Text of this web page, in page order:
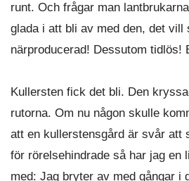
runt. Och frågar man
glada i att bli av med den, det vill
närproducerad! Dessutom tidlös!
Kullersten fick det bli. Den
rutorna. Om nu någon skulle
att en kullerstensgård är svår att
för rörelsehindrade så har jag en
med: Jag bryter av med gångar i